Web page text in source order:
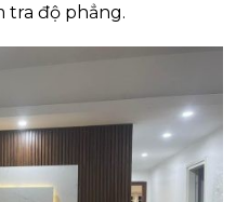
tra độ phẳng.